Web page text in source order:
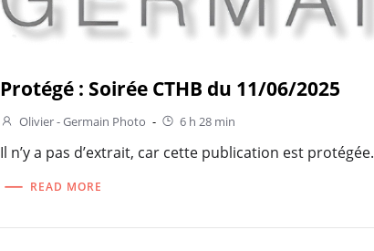
Protégé : Soirée CTHB du 11/06/2025
Olivier - Germain Photo - 6 h 28 min
Il n’y a pas d’extrait, car cette publication est protégée.
READ MORE